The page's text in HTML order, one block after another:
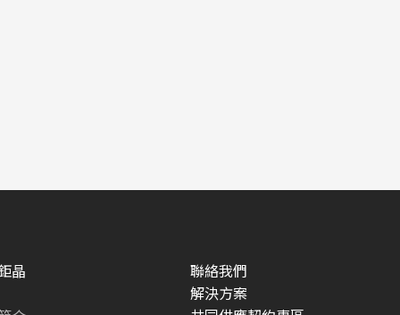
晶
聯絡我們
解決方案